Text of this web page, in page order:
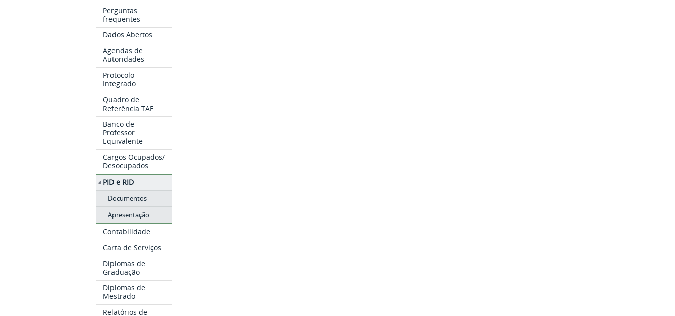
Perguntas
frequentes
Dados Abertos
Agendas de
Autoridades
Protocolo
Integrado
Quadro de
Referência TAE
Banco de
Professor
Equivalente
Cargos Ocupados/
Desocupados
PID e RID
Documentos
Apresentação
Contabilidade
Carta de Serviços
Diplomas de
Graduação
Diplomas de
Mestrado
Relatórios de